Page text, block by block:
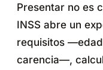
Presentar no es
INSS abre un
requisitos
carencia—,